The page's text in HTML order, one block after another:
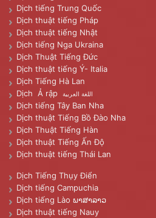
Dịch tiếng Trung Quốc
Dịch thuật tiếng Pháp
Dịch thuật tiếng Nhật
Dịch tiếng Nga Ukraina
Dịch Thuật Tiếng Đức
Dịch thuật tiếng Ý- Italia
Dịch Tiếng Hà Lan
Dịch Ả rập
اللغة العربية
Dịch tiếng Tây Ban Nha
Dịch thuật Tiếng Bồ Đào Nha
Dịch Thuật Tiếng Hàn
Dịch thuật Tiếng Ấn Độ
Dịch thuật tiếng Thái Lan
Dịch Tiếng Thụy Điển
Dịch tiếng Campuchia
Dịch tiếng Lào ພາສາລາວ
Dịch thuật tiếng Nauy